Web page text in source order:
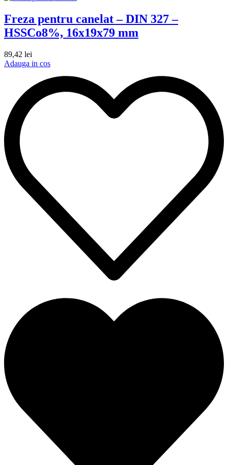
Freza pentru canelat – DIN 327 –
HSSCo8%, 16x19x79 mm
89,42 lei
Adauga in cos